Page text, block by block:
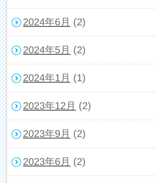
2024年6月 (2)
2024年5月 (2)
2024年1月 (1)
2023年12月 (2)
2023年9月 (2)
2023年6月 (2)